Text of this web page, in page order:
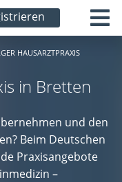
HAUSARZTPRAXIS
in Bretten
und den
Beim Deutschen
Praxisangebote
–